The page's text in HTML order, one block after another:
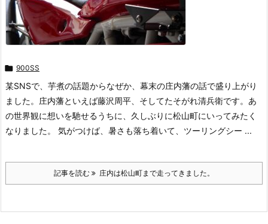
 900SS
某SNSで、芋煮の話題からなぜか、幕末の庄内藩の話で盛り上がり
ました。庄内藩といえば藤沢周平、そしてたそがれ清兵衛です。あ
の世界観に想いを馳せるうちに、久しぶりに松山町にいってみたく
なりました。 気がつけば、暑さも落ち着いて、ツーリングシー ...
記事を読む 庄内は松山町まで走ってきました。